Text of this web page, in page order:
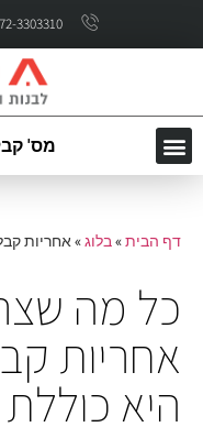
3303310
מס' קבלן
דף הבית»בלוג»אחריות
כל מה
אחריות
היא כוללת